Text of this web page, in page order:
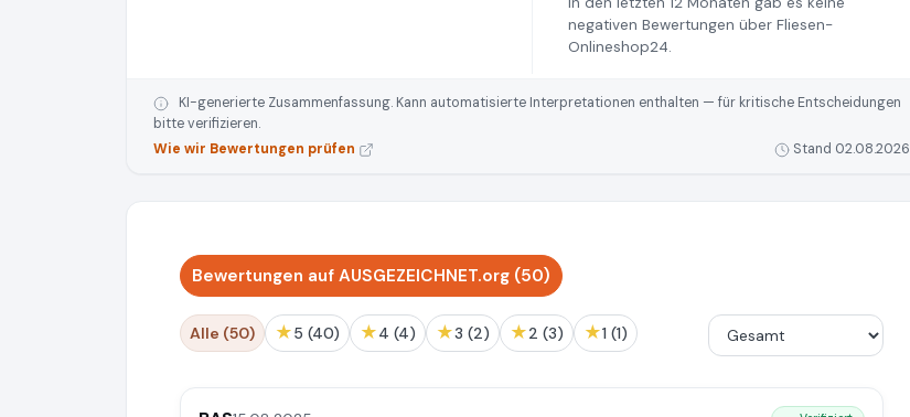
negativen Bewertungen über Fliesen-
Onlineshop24.
KI-generierte Zusammenfassung. Kann automatisierte Interpretationen enthalten — für kritische Entscheidungen
bitte verifizieren.
Wie wir Bewertungen prüfen
Stand 02.08.2026
Bewertungen auf AUSGEZEICHNET.org (50)
Alle (50) ★ 5 (40) ★ 4 (4) ★ 3 (2) ★ 2 (3) ★ 1 (1)